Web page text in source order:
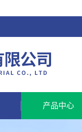
产品中心